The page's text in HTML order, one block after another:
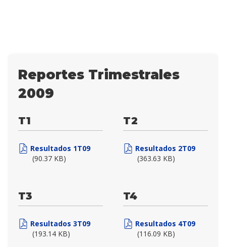
Reportes Trimestrales
2009
T1
Resultados 1T09
(90.37 KB)
T2
Resultados 2T09
(363.63 KB)
T3
Resultados 3T09
(193.14 KB)
T4
Resultados 4T09
(116.09 KB)